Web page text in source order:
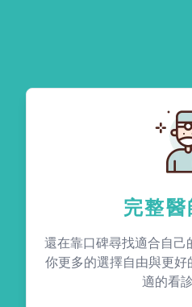
完整醫
還在靠口碑尋找適合自
你更多的選擇自由與更
適的看